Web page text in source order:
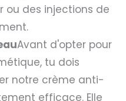
ou des injections de
Avant d'opter pour
tu dois
notre crème anti-
efficace. Elle